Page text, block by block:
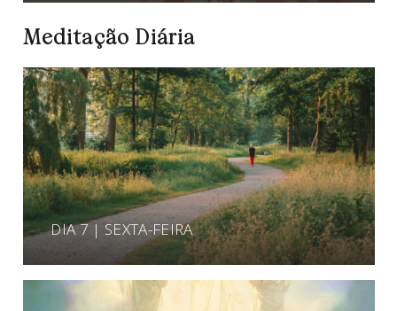
Meditação Diária
DIA 7 | SEXTA-FEIRA